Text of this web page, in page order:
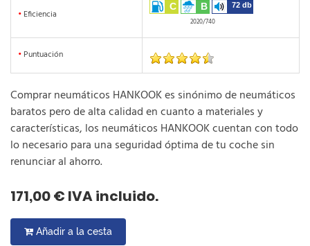
• Eficiencia
C B 72 db
2020/740
• Puntuación
Comprar neumáticos HANKOOK es sinónimo de neumáticos
baratos pero de alta calidad en cuanto a materiales y
características, los neumáticos HANKOOK cuentan con todo
lo necesario para una seguridad óptima de tu coche sin
renunciar al ahorro.
171,00 € IVA incluido.
Añadir a la cesta